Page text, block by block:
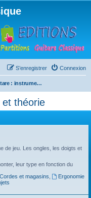
Connexion
S’enregistrer
La guitare : instrument, cours et théorie
théorie
de jeu. Les ongles, les doigts et
leur type en fonction du
Cordes et magasins
Ergonomie